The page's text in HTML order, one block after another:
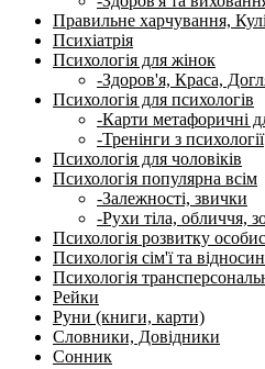
Правильне харчування,
Психіатрія
Психологія для жінок
-Здоров'я, Краса,
Психологія для психологів
-Карти метафоричні
-Тренінги з психології
Психологія для чоловіків
Психологія популярна всім
-Залежності, звички
-Рухи тіла, обличчя,
Психологія розвитку
Психологія сім'ї та відносин
Психологія
Рейки
Руни (книги, карти)
Словники, Довідники
Сонник